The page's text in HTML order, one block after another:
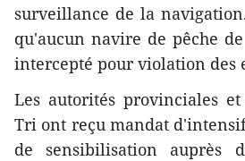
surveillance de la
qu'aucun navire de pêche
intercepté pour violation des
Les autorités provinciales
Tri ont reçu mandat
de sensibilisation auprès